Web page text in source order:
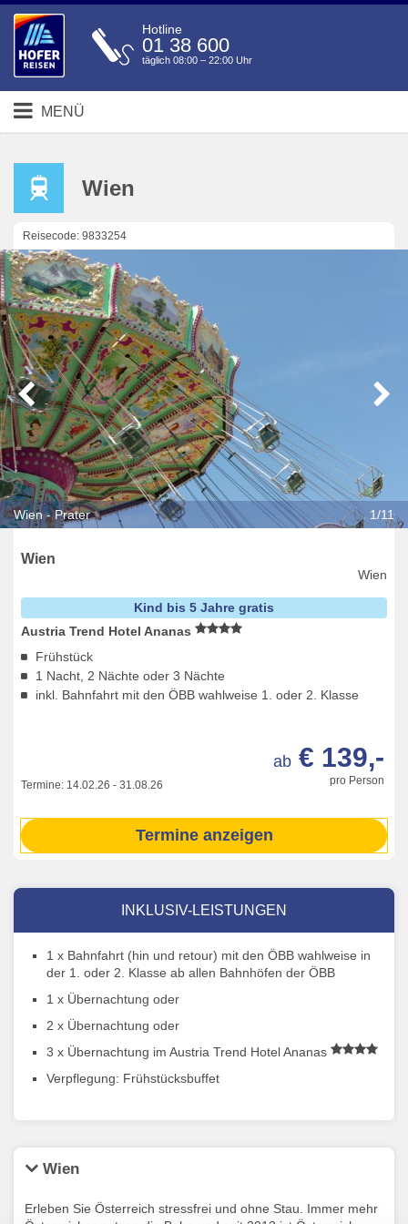
Hotline
01 38 600
täglich 08:00 – 22:00 Uhr
MENÜ
Wien
Reisecode: 9833254
Wien - Prater 1/11
Wien
Wien
Kind bis 5 Jahre gratis
Austria Trend Hotel Ananas
Frühstück
1 Nacht, 2 Nächte oder 3 Nächte
inkl. Bahnfahrt mit den ÖBB wahlweise 1. oder 2. Klasse
Termine: 14.02.26 - 31.08.26 pro Person
ab € 139,-
Termine anzeigen
INKLUSIV-LEISTUNGEN
1 x Bahnfahrt (hin und retour) mit den ÖBB wahlweise in
der 1. oder 2. Klasse ab allen Bahnhöfen der ÖBB
1 x Übernachtung oder
2 x Übernachtung oder
3 x Übernachtung im Austria Trend Hotel Ananas
Verpflegung: Frühstücksbuffet
Wien
Erleben Sie Österreich stressfrei und ohne Stau. Immer mehr